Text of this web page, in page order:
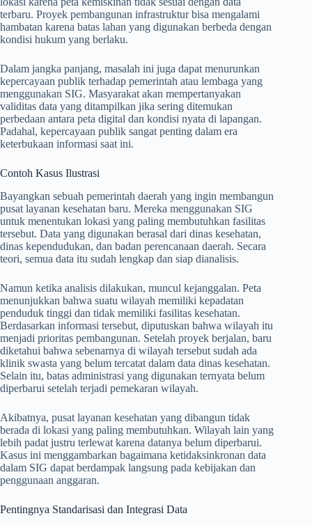
terbaru. Proyek pembangunan infrastruktur bisa mengalami
hambatan karena batas lahan yang digunakan berbeda dengan
kondisi hukum yang berlaku.
Dalam jangka panjang, masalah ini juga dapat menurunkan
kepercayaan publik terhadap pemerintah atau lembaga yang
menggunakan SIG. Masyarakat akan mempertanyakan
validitas data yang ditampilkan jika sering ditemukan
perbedaan antara peta digital dan kondisi nyata di lapangan.
Padahal, kepercayaan publik sangat penting dalam era
keterbukaan informasi saat ini.
Contoh Kasus Ilustrasi
Bayangkan sebuah pemerintah daerah yang ingin membangun
pusat layanan kesehatan baru. Mereka menggunakan SIG
untuk menentukan lokasi yang paling membutuhkan fasilitas
tersebut. Data yang digunakan berasal dari dinas kesehatan,
dinas kependudukan, dan badan perencanaan daerah. Secara
teori, semua data itu sudah lengkap dan siap dianalisis.
Namun ketika analisis dilakukan, muncul kejanggalan. Peta
menunjukkan bahwa suatu wilayah memiliki kepadatan
penduduk tinggi dan tidak memiliki fasilitas kesehatan.
Berdasarkan informasi tersebut, diputuskan bahwa wilayah itu
menjadi prioritas pembangunan. Setelah proyek berjalan, baru
diketahui bahwa sebenarnya di wilayah tersebut sudah ada
klinik swasta yang belum tercatat dalam data dinas kesehatan.
Selain itu, batas administrasi yang digunakan ternyata belum
diperbarui setelah terjadi pemekaran wilayah.
Akibatnya, pusat layanan kesehatan yang dibangun tidak
berada di lokasi yang paling membutuhkan. Wilayah lain yang
lebih padat justru terlewat karena datanya belum diperbarui.
Kasus ini menggambarkan bagaimana ketidaksinkronan data
dalam SIG dapat berdampak langsung pada kebijakan dan
penggunaan anggaran.
Pentingnya Standarisasi dan Integrasi Data